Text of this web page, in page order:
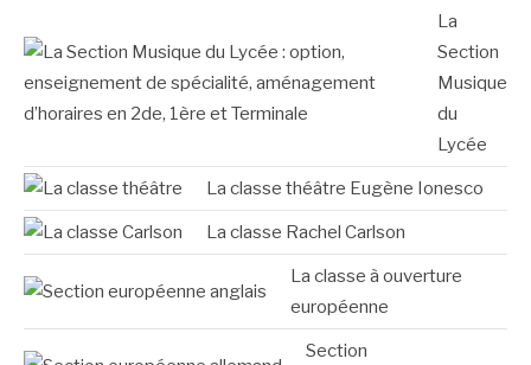
La
Section
Musique
du
Lycée
La classe théâtre Eugène Ionesco
La classe Rachel Carlson
La classe à ouverture
européenne
Section